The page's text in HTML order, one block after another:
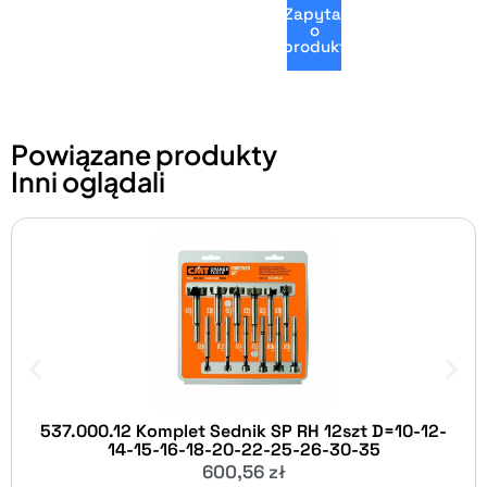
Zapytaj
o
produkt
Powiązane produkty
Inni oglądali
537.000.12 Komplet Sednik SP RH 12szt D=10-12-
14-15-16-18-20-22-25-26-30-35
600,56 zł